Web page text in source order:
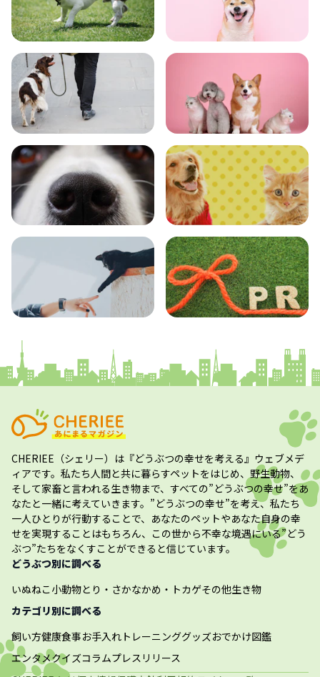
トレーニング グッズ
おでかけ 図鑑
エンタメ クイズ
CHERIEE（シェリー） は『どうぶつの幸せを考える』ウェブメデ
ィアです。私たち人間と共に暮らすペットをはじめ、野生動物、
そして家畜と言われる生き物まで、すべての”どうぶつの幸せ”をあ
なたと一緒に考えていきます。”どうぶつの幸せ”を考え、私たち
一人ひとりが行動することで、あなたのペットやあなた自身の幸
せを実現することはもちろん、この世から不幸な境遇にいる”どう
ぶつ”たちをなくすことができると信じています。
どうぶつ別に調べる
いぬねこ小動物とり・さかなかめ・トカゲその他生き物
カテゴリ別に調べる
飼い方健康食事お手入れ トレーニンググッズおでかけ図鑑
エンタメクイズコラムプレスリリース